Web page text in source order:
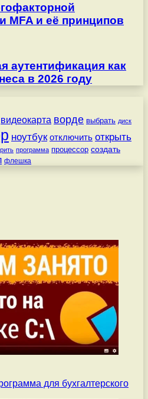
MFA и её принципов
аутентификация как
в 2026 году
видеокарта ворде выбрать диск
ноутбук отключить открыть
программа процессор создать
флешка